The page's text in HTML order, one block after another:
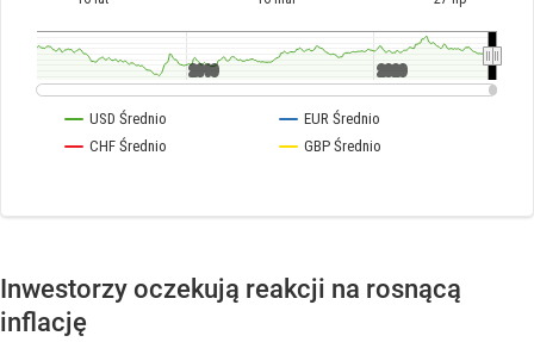
Inwestorzy oczekują reakcji na rosnącą
inflację